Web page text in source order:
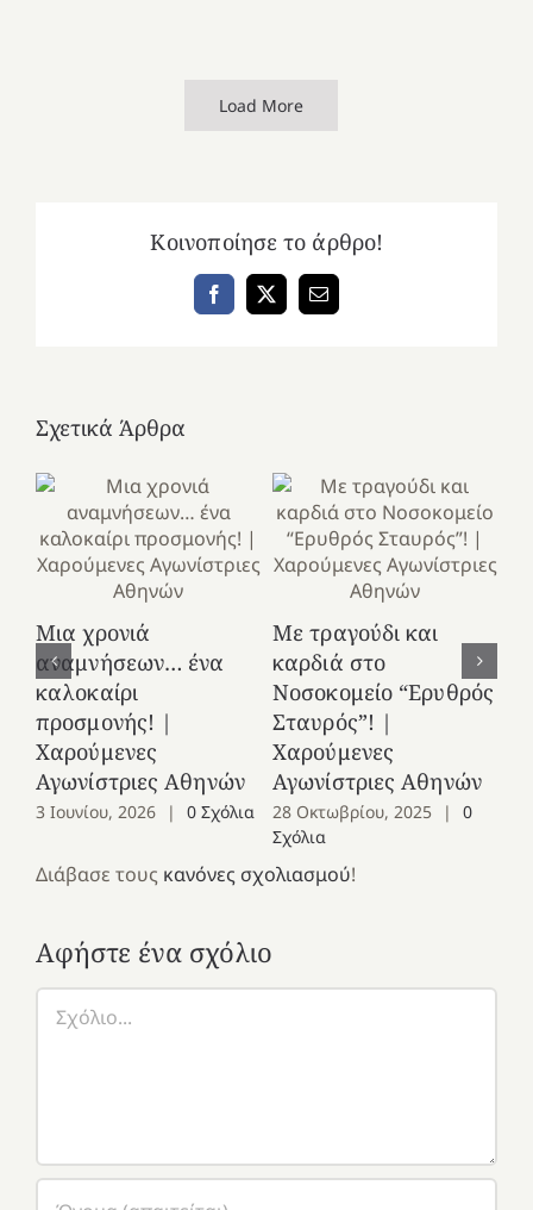
Load More
Κοινοποίησε το άρθρο!
Facebook
X Email
Σχετικά Άρθρα
Μια χρονιά
αναμνήσεων… ένα
καλοκαίρι
προσμονής! |
Χαρούμενες
Αγωνίστριες Αθηνών
3 Ιουνίου, 2026 | 0 Σχόλια
Με τραγούδι και
καρδιά στο
Νοσοκομείο “Ερυθρός
Σταυρός”! |
Χαρούμενες
Αγωνίστριες Αθηνών
28 Οκτωβρίου, 2025 |
0
Σχόλια
Διάβασε τους κανόνες σχολιασμού!
Αφήστε ένα σχόλιο